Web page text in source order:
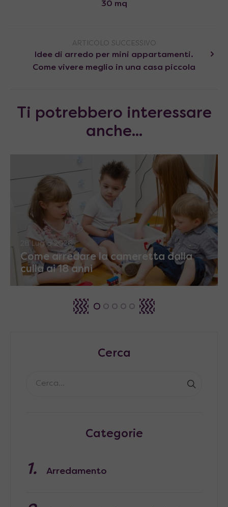
30 mq
ARTICOLO SUCCESSIVO
Idee di arredo per mini appartamenti.
Come vivere meglio in una casa piccola
Ti potrebbero interessare
anche...
28 Luglio 2026
Come arredare la cameretta dalla
culla ai 18 anni
Cerca
Categorie
Arredamento